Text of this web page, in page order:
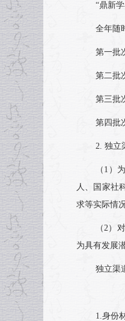
“鼎新
全年随
第一批
第二批
第三批
第四批
2. 独立
（1）
人、国家社
求等实际情
（2）
为具有发展
独立渠
1.身份